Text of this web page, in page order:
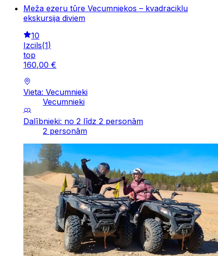
Meža ezeru tūre Vecumniekos – kvadraciklu
ekskursija diviem
10
Izcils(1)
top
160,00 €
Vieta: Vecumnieki
Vecumnieki
Dalībnieki: no 2 līdz 2 personām
2 personām